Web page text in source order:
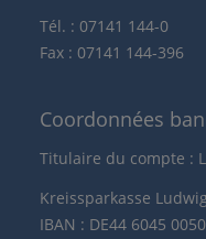
Tél. : 07141 144-0
Fax : 07141 144-396
Coordonnées
Titulaire du compte :
Kreissparkasse
IBAN : DE44 6045